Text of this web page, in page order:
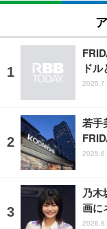
ド
若手
乃木
画に